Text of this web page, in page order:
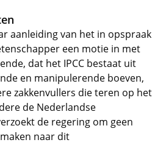
aanleiding van het in opspraak
een motie in met
dat het IPCC bestaat uit
en manipulerende boeven,
zakkenvullers die teren op het
de Nederlandse
de regering om geen
naar dit